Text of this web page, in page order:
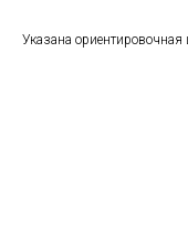
Указана ориентировочная